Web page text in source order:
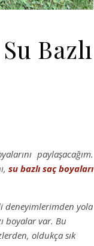
Bazlı
paylaşacağım.
su bazlı saç boyaları
deneyimlerimden yola
boyalar var. Bu
oldukça sık